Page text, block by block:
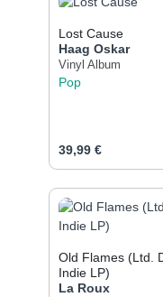
Lost Cause
HaagOskar
Vinyl Album
Pop
Regulärer Preis:
39,99 €
Produkt
Old Flames (Ltd.
Indie LP)
La Roux